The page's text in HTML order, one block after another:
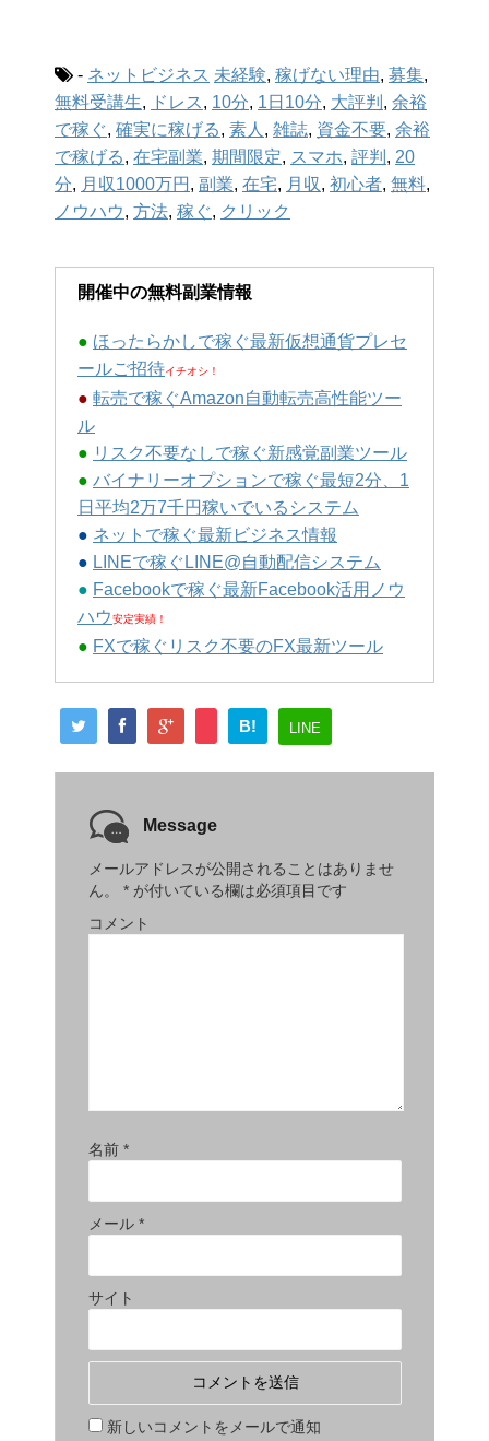
- ネットビジネス 未経験, 稼げない理由, 募集,
無料受講生, ドレス , 10分, 1日10分, 大評判 , 余裕
で稼ぐ, 確実に稼げる, 素人 , 雑誌, 資金不要, 余裕
で稼げる, 在宅副業, 期間限定, スマホ, 評判 , 20
分, 月収1000万円 , 副業, 在宅, 月収, 初心者, 無料,
ノウハウ, 方法, 稼ぐ, クリック
開催中の無料副業情報
● ほったらかしで稼ぐ最新仮想通貨プレセ
ールご招待イチオシ！
● 転売で稼ぐAmazon自動転売高性能ツー
ル
● リスク不要なしで稼ぐ新感覚副業ツール
● バイナリーオプションで稼ぐ最短2分、1
日平均2万7千円稼いでいるシステム
● ネットで稼ぐ最新ビジネス情報
● LINEで稼ぐLINE@自動配信システム
● Facebookで稼ぐ最新Facebook活用ノウ
ハウ安定実績！
● FXで稼ぐリスク不要のFX最新ツール
B! LINE
Message
メールアドレスが公開されることはありませ
ん。
* が付いている欄は必須項目です
コメント
名前 *
メール *
サイト
新しいコメントをメールで通知